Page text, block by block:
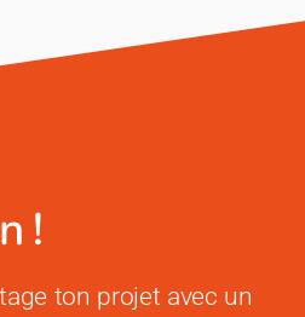
!
ton projet avec un